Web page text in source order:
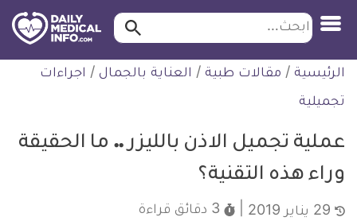
التخطي
للمحتوى
طبية
ابحث ابحث…
الرئيسية / مقالات طبية / العناية بالجمال / اجراءات
تجميلية
عملية تجميل الاذن بالليزر .. ما الحقيقة
وراء هذه التقنية؟
3 دقائق قراءة